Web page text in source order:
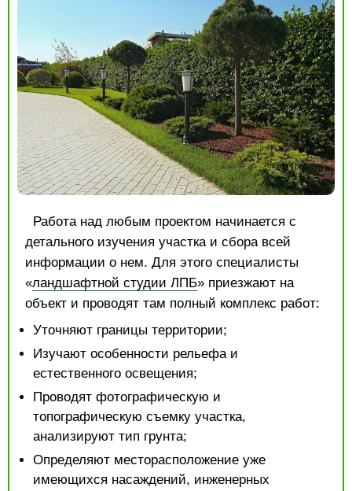
Работа над любым проектом начинается с
детального изучения участка и сбора всей
информации о нем. Для этого специалисты
«ландшафтной студии ЛПБ» приезжают на
объект и проводят там полный комплекс работ:
Уточняют границы территории;
Изучают особенности рельефа и
естественного освещения;
Проводят фотографическую и
топографическую съемку участка,
анализируют тип грунта;
Определяют месторасположение уже
имеющихся насаждений, инженерных